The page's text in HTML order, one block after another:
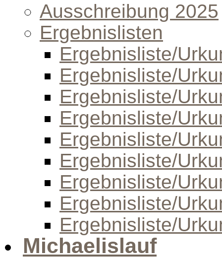
Ausschreibung 2025
Ergebnislisten
Ergebnisliste/
Ergebnisliste/
Ergebnisliste/
Ergebnisliste/
Ergebnisliste/
Ergebnisliste/
Ergebnisliste/
Ergebnisliste/
Ergebnisliste/
Michaelislauf